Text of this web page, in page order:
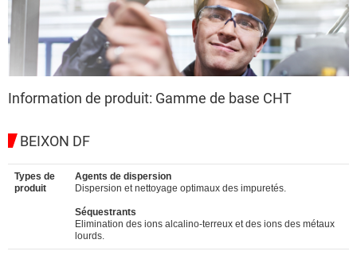
Information de produit: Gamme de base CHT
BEIXON DF
Types de
produit
Agents de dispersion
Dispersion et nettoyage optimaux des impuretés.
Séquestrants
Elimination des ions alcalino-terreux et des ions des métaux
lourds.